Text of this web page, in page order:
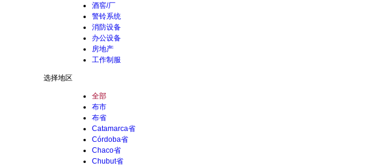
酒窖/厂
警铃系统
消防设备
办公设备
房地产
工作制服
选择地区
全部
布市
布省
Catamarca省
Córdoba省
Chaco省
Chubut省